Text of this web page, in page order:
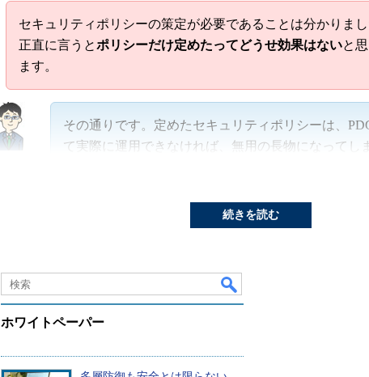
セキュリティポリシーの策定が必要であることは分かりまし
正直に言うとポリシーだけ定めたってどうせ効果はないと
ます。
その通りです。定めたセキュリティポリシーは、
て実際に運用できなければ、無用の長物になってし
ティポリシーが存在しました。しかしながら、実際
ーを守らなかった」ことが原因となった事件が多く
ったことが考えられるでしょう。
セキュリティポリシーは、「制定した」だけでは
題点があればポリシー自体も常に改善していかなけ
続きを読む
ホワイトペーパー